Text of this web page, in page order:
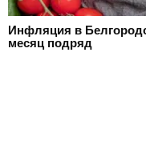
Инфляция в
месяц подряд